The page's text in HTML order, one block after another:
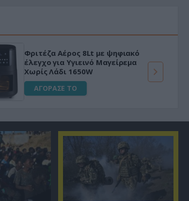
Φριτέζα Αέρος 8Lt με ψηφιακό
έλεγχο για Υγιεινό Μαγείρεμα
Χωρίς Λάδι 1650W
ΑΓΟΡΑΣΕ ΤΟ